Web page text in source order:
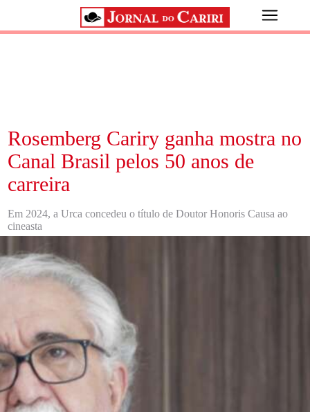
Rosemberg Cariry ganha mostra no
Canal Brasil pelos 50 anos de
carreira
Em 2024, a Urca concedeu o título de Doutor Honoris Causa ao
cineasta